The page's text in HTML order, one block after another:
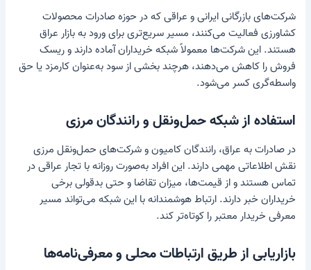
شرکت‌های بازرگانی ایرانی و عراقی که در حوزه صادرات محصولات
کشاورزی فعالیت می‌کنند، مسیر سریع‌تری برای ورود به بازار عراق
هستند. این شرکت‌ها معمولاً شبکه خریداران آماده دارند و ریسک
فروش را کاهش می‌دهند، هرچند بخشی از سود به‌عنوان کارمزد یا حق
واسطه‌گری کسر می‌شود.
استفاده از شبکه حمل‌ونقل و رانندگان مرزی
در صادرات به عراق، رانندگان کامیون و شرکت‌های حمل‌ونقل مرزی
نقش اطلاعاتی مهمی دارند. این افراد به‌صورت روزانه با تجار عراقی در
تماس هستند و از قیمت‌ها، میزان تقاضا و حتی بدقولی برخی
خریداران خبر دارند. ارتباط هوشمندانه با این شبکه می‌تواند مسیر
معرفی خریدار معتبر را کوتاه‌تر کند.
بازاریابی از طریق ارتباطات محلی و معرفی‌نامه‌ها